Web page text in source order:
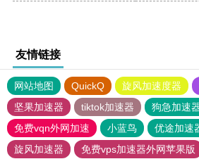
友情链接
网站地图 QuickQ 旋风加速度器
坚果加速器
tiktok加速器
狗急加速
免费vqn外网加速
小蓝鸟 优途加速
旋风加速器
免费vps加速器外网苹果版